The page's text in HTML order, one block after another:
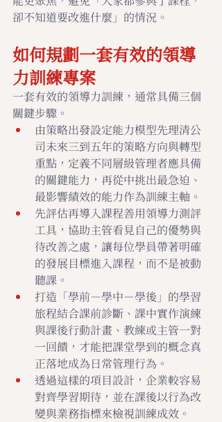
卻不知道要改進什麼」的情況。
如何規劃一套有效的領導
力訓練專案
一套有效的領導力訓練，通常具備三個
關鍵步驟。
由策略出發設定能力模型先理清公
司未來三到五年的策略方向與轉型
重點，定義不同層級管理者應具備
的關鍵能力，再從中挑出最急迫、
最影響績效的能力作為訓練主軸。
先評估再導入課程善用領導力測評
工具，協助主管看見自己的優勢與
待改善之處，讓每位學員帶著明確
的發展目標進入課程，而不是被動
聽課。
打造「學前－學中－學後」的學習
旅程結合課前診斷、課中實作演練
與課後行動計畫、教練或主管一對
一回饋，才能把課堂學到的概念真
正落地成為日常管理行為。
透過這樣的項目設計，企業較容易
對齊學習期待，並在課後以行為改
變與業務指標來檢視訓練成效。